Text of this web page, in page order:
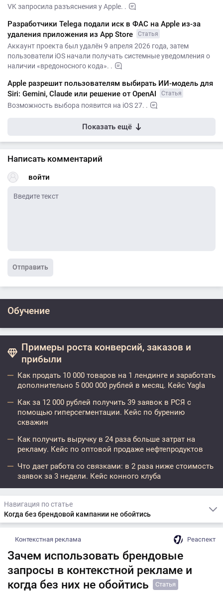
VK запросила разъяснения у Apple. .
Разработчики Telega подали иск в ФАС на Apple из-за
удаления приложения из App Store
Статья
Аккаунт проекта был удалён 9 апреля 2026 года, затем
пользователи iOS начали получать системные уведомления о
наличии «вредоносного кода». .
Apple разрешит пользователям выбирать ИИ-модель для
Siri: Gemini, Claude или решение от OpenAI
Статья
Возможность выбора появится на iOS 27. .
Показать ещё
Написать комментарий
войти
Отправить
Обучение
Примеры роста конверсий, заказов и
прибыли
Как продать 10 000 товаров на 1 лендинге и заработать
дополнительно 5 000 000 рублей в месяц. Кейс Yagla
Как за 12 000 рублей получить 39 заявок в РСЯ с
помощью гиперсегментации. Кейс по бурению
скважин
Как получить выручку в 24 раза больше затрат на
рекламу. Кейс по оптовой продаже нефтепродуктов
Что дает работа со связками: в 2 раза ниже стоимость
заявок за 3 недели. Кейс конного клуба
Навигация по статье
Когда без брендовой кампании не обойтись
Контекстная реклама Реаспект
Зачем использовать брендовые
запросы в контекстной рекламе и
когда без них не обойтись
Статья